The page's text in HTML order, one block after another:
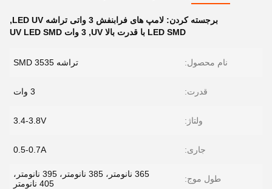
برجسته کردن: لامپ های فرابنفش 3 واتی تراشه LED UV
,
LED SMD با قدرت بالا UV
, 3 وات UV LED SMD
نام محصول: تراشه SMD 3535
قدرت: 3 وات
ولتاژ: 3.4-3.8V
جاری: 0.5-0.7A
طول موج:
365 نانومتر، 385 نانومتر، 395 نانومتر،
405 نانومتر